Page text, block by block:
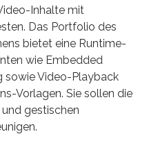
Inhalte mit
Das Portfolio des
bietet eine Runtime-
wie Embedded
sowie Video-Playback
Vorlagen. Sie sollen die
gestischen